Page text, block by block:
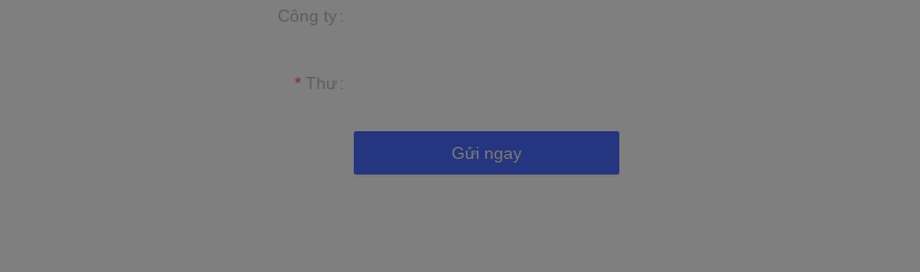
Công ty
Thư
Gửi ngay